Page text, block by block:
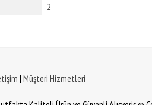
2
| Müşteri Hizmetleri